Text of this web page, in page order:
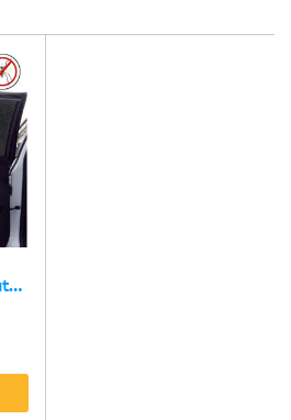
Rideaux Pare-soleil Latéral pour Voiture 2Pcs – ستر واقي للشمس